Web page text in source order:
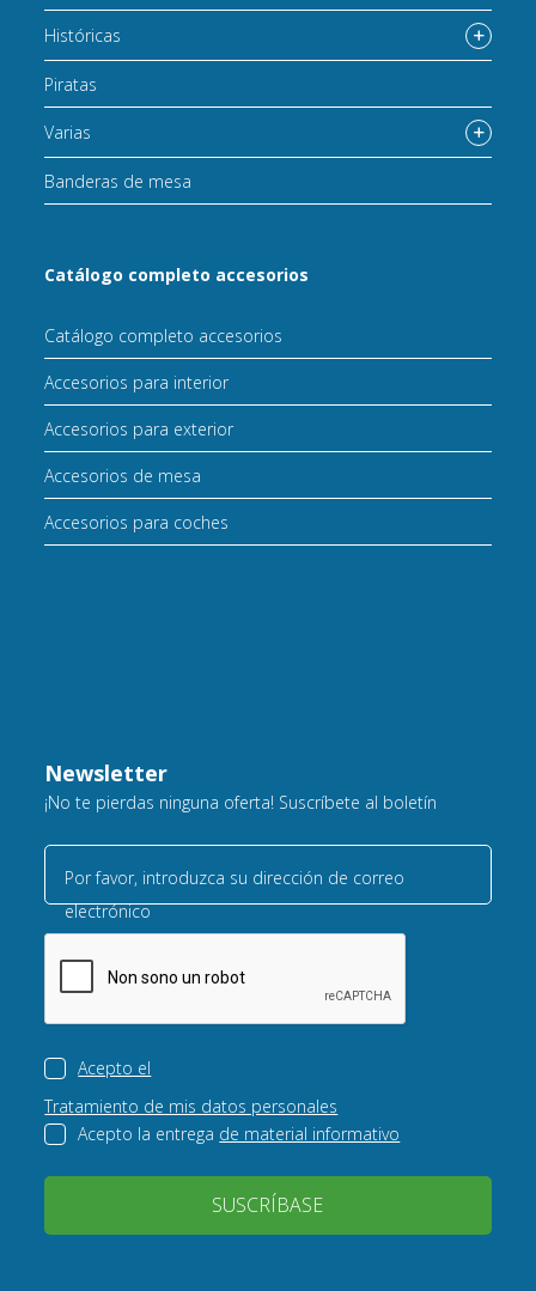
Históricas
Piratas
Varias
Banderas de mesa
Catálogo completo accesorios
Catálogo completo accesorios
Accesorios para interior
Accesorios para exterior
Accesorios de mesa
Accesorios para coches
Newsletter
¡No te pierdas ninguna oferta! Suscríbete al boletín
Por favor, introduzca su dirección de correo
electrónico
Acepto el
Tratamiento de mis datos personales
Acepto la entrega de material informativo
SUSCRÍBASE